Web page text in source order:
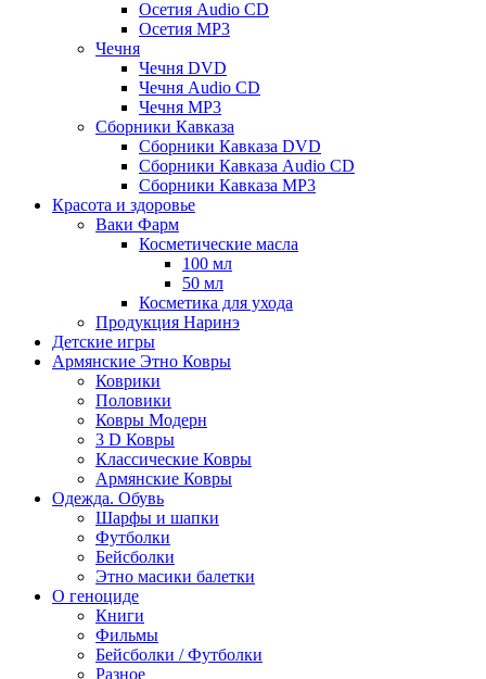
Осетия Audio CD
Осетия MP3
Чечня
Чечня DVD
Чечня Audio CD
Чечня MP3
Сборники Кавказа
Сборники Кавказа DVD
Сборники Кавказа Audio CD
Сборники Кавказа MP3
Красота и здоровье
Ваки Фарм
Косметические масла
100 мл
50 мл
Косметика для ухода
Продукция Наринэ
Детские игры
Армянские Этно Ковры
Коврики
Половики
Ковры Модерн
3 D Ковры
Классические Ковры
Армянские Ковры
Одежда. Обувь
Шарфы и шапки
Футболки
Бейсболки
Этно масики балетки
О геноциде
Книги
Фильмы
Бейсболки / Футболки
Разное